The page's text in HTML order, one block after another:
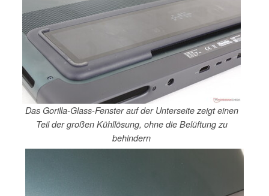
Das Gorilla-Glass-Fenster auf der Unterseite zeigt einen
Teil der großen Kühllösung, ohne die Belüftung zu
behindern